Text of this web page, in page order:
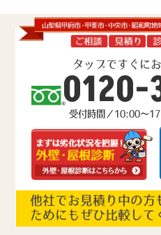
タップですぐに
0120-
受付時間／10:00～
他社でお見積り中の方
ためにもぜひ比較して